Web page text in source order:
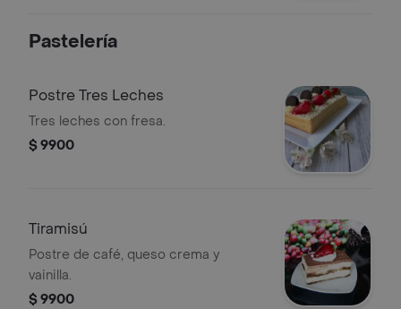
Pastelería
Postre Tres Leches
Tres leches con fresa.
$ 9900
Tiramisú
Postre de café, queso crema y
vainilla.
$ 9900